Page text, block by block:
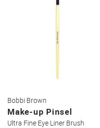
Bobbi Brown
Make-up Pinsel
Ultra Fine Eye Liner Brush